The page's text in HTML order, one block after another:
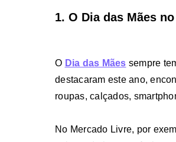
1. O Dia das Mães
O Dia das Mães sempre
destacaram este ano,
roupas, calçados,
No Mercado Livre, por